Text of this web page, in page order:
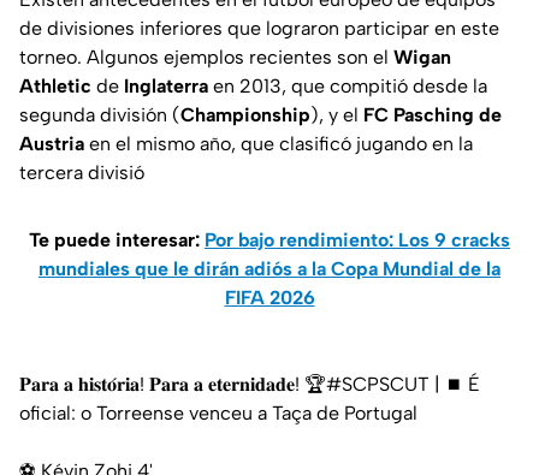
de divisiones inferiores que lograron participar en este
torneo. Algunos ejemplos recientes son el Wigan
Athletic de Inglaterra en 2013, que compitió desde la
segunda división (Championship), y el FC Pasching de
Austria en el mismo año, que clasificó jugando en la
tercera divisió
Te puede interesar: Por bajo rendimiento: Los 9 cracks
mundiales que le dirán adiós a la Copa Mundial de la
FIFA 2026
𝐏𝐚𝐫𝐚 𝐚 𝐡𝐢𝐬𝐭𝐨́𝐫𝐢𝐚! 𝐏𝐚𝐫𝐚 𝐚 𝐞𝐭𝐞𝐫𝐧𝐢𝐝𝐚𝐝𝐞! 🏆#SCPSCUT | ⏹️ É
oficial: o Torreense venceu a Taça de Portugal